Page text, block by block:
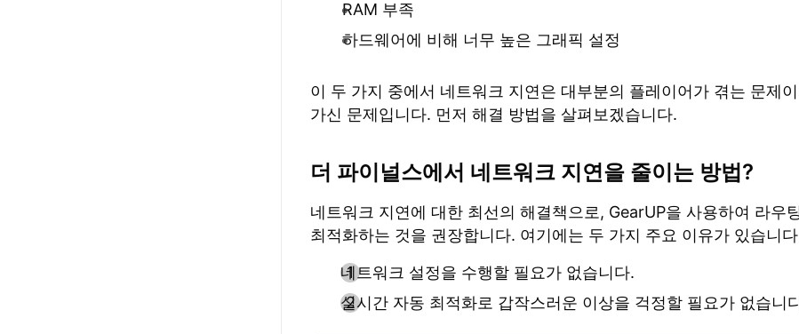
RAM 부족
하드웨어에 비해 너무 높은 그래픽 설정
이 두 가지 중에서 네트워크 지연은 대부분의 플레이어가 겪는 문제
가신 문제입니다. 먼저 해결 방법을 살펴보겠습니다.
더 파이널스에서 네트워크 지연을 줄이는 방법?
네트워크 지연에 대한 최선의 해결책으로, GearUP을 사용하여 라우
최적화하는 것을 권장합니다. 여기에는 두 가지 주요 이유가 있습니
네트워크 설정을 수행할 필요가 없습니다.
실시간 자동 최적화로 갑작스러운 이상을 걱정할 필요가 없습니